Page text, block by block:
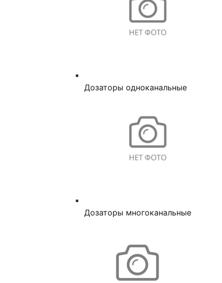
Дозаторы одноканальные
Дозаторы многоканальные